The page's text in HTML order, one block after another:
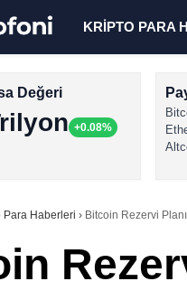
KRİPTO PARA
Değeri
+0.08%
Para Haberleri › Bitcoin Rezervi